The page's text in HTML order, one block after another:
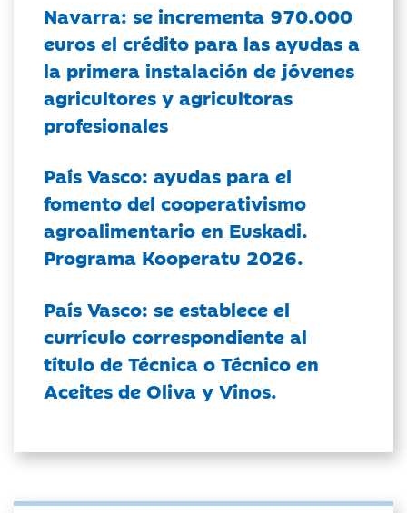
Navarra: se incrementa 970.000
euros el crédito para las ayudas a
la primera instalación de jóvenes
agricultores y agricultoras
profesionales
País Vasco: ayudas para el
fomento del cooperativismo
agroalimentario en Euskadi.
Programa Kooperatu 2026.
País Vasco: se establece el
currículo correspondiente al
título de Técnica o Técnico en
Aceites de Oliva y Vinos.